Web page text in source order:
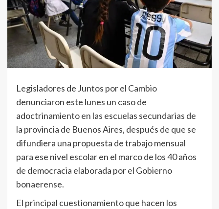
Legisladores de Juntos por el Cambio
denunciaron este lunes un caso de
adoctrinamiento en las escuelas secundarias de
la provincia de Buenos Aires, después de que se
difundiera una propuesta de trabajo mensual
para ese nivel escolar en el marco de los 40 años
de democracia elaborada por el Gobierno
bonaerense.
El principal cuestionamiento que hacen los